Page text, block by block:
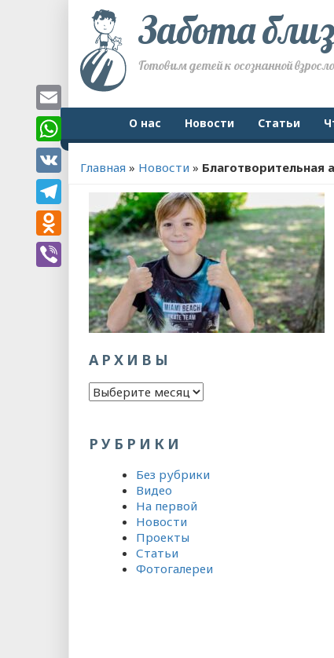
Забота
Готовим детей к осознанной
О нас Новости Статьи
Главная » Новости »
АРХИВЫ
Архивы
РУБРИКИ
Без рубрики
Видео
На первой
Новости
Проекты
Статьи
Фотогалереи
Email
WhatsApp
VK
Telegram
Odnoklassniki